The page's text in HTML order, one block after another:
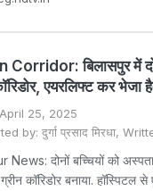
बिलासपुर में दो
एयरलिफ्ट कर भेजा
25, 2025
by: दुर्गा प्रसाद मिरधा,
News: दोनों बच्चियों को
कॉरिडोर बनाया.